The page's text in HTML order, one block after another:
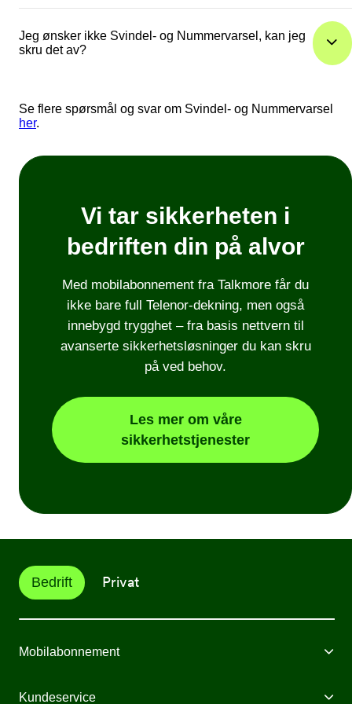
. Merk at
bedriftsabonnement må endringer gjøres via
Brønnøysundregistrene.
mars, og vil være tilgjengelig for alle med Svindel- og
Nummervarsel innen 6. mars.
Jeg ønsker ikke Svindel- og Nummervarsel, kan jeg
skru det av?
kundeservice, så hjelper vi deg.
og du betaler ingenting ekstra for å bruke den.
Se flere spørsmål og svar om Svindel- og Nummervarsel
her.
Vi tar sikkerheten i
bedriften din på alvor
Med mobilabonnement fra Talkmore får du
ikke bare full Telenor-dekning, men også
innebygd trygghet – fra basis nettvern til
avanserte sikkerhetsløsninger du kan skru
på ved behov.
Les mer om våre
sikkerhetstjenester
Bedrift Privat
Mobilabonnement
Mobilabonnement
Kundeservice